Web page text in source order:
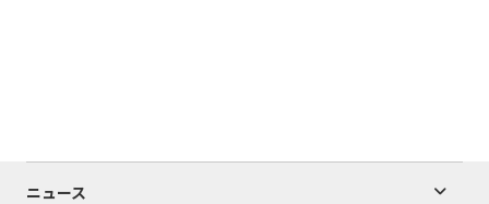
ニュース